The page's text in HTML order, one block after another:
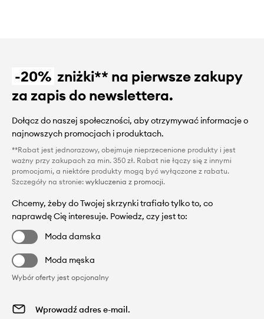
-20% zniżki** na pierwsze zakupy
za zapis do newslettera.
Dołącz do naszej społeczności, aby otrzymywać informacje o
najnowszych promocjach i produktach.
**Rabat jest jednorazowy, obejmuje nieprzecenione produkty i jest
ważny przy zakupach za min. 350 zł. Rabat nie łączy się z innymi
promocjami, a niektóre produkty mogą być wyłączone z rabatu.
Szczegóły na stronie: wykluczenia z promocji.
Chcemy, żeby do Twojej skrzynki trafiało tylko to, co
naprawdę Cię interesuje. Powiedz, czy jest to:
Moda damska
Moda męska
Wybór oferty jest opcjonalny